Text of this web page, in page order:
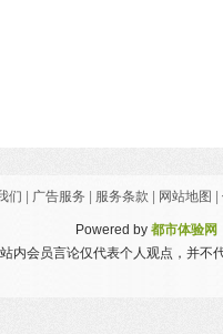
们 广告服务 服务条款 网站地图
Powered by 都市体验网
内会员言论仅代表个人观点，并不